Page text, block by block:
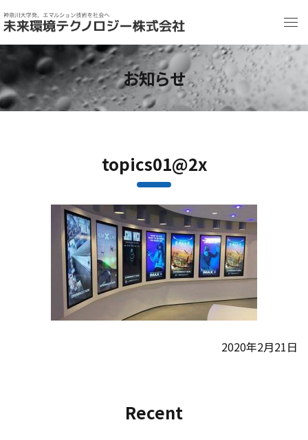
お知らせ
topics01@2x
2020年2月21日
Recent